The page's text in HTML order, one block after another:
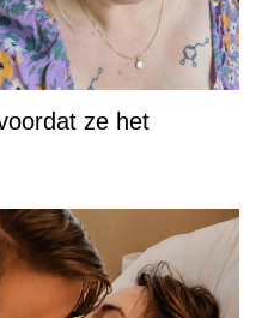
ze het